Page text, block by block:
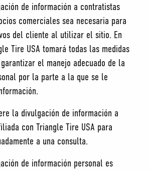
de información a contratistas
comerciales sea necesaria para
del cliente al utilizar el sitio. En
Tire USA tomará todas las medidas
el manejo adecuado de la
por la parte a la que se le
la divulgación de información a
con Triangle Tire USA para
a una consulta.
de información personal es